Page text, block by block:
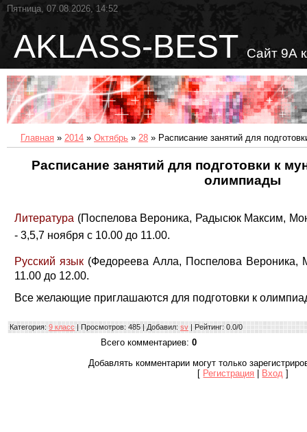
Пятница, 07.08.2026, 14:52
AKLASS-BEST Сайт 9А
Главная » 2014 » Октябрь » 28 » Расписание занятий для
Расписание занятий для подготовки к
олимпиады
Литература (Поспелова Вероника, Радысюк Максим,
- 3,5,7 ноября с 10.00 до 11.00.
Русский язык (Федореева Алла, Поспелова Вероника,
11.00 до 12.00.
Все желающие приглашаются для подготовки к
Категория: 9 класс | Просмотров: 485 | Добавил: sv | Рейтинг: 0.0/0
Всего комментариев: 0
Добавлять комментарии могут только
[ Регистрация Вход ]